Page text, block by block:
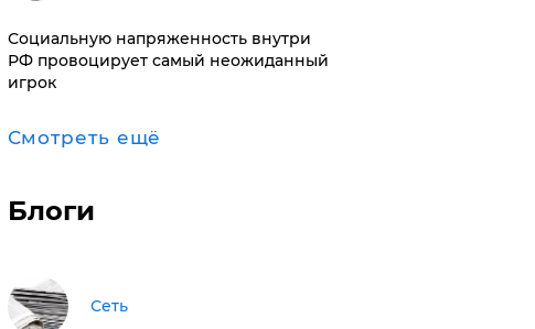
Социальную напряженность внутри
РФ провоцирует самый неожиданный
игрок
Смотреть ещё
Блоги
Сеть